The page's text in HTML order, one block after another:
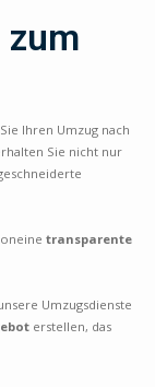
zum
Ihren Umzug nach
Sie nicht nur
transparente
Umzugsdienste
erstellen, das